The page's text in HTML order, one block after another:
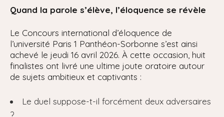
Quand la parole s’élève, l’éloquence se révèle
Le Concours international d’éloquence de
l’université Paris 1 Panthéon-Sorbonne s’est ainsi
achevé le jeudi 16 avril 2026. À cette occasion, huit
finalistes ont livré une ultime joute oratoire autour
de sujets ambitieux et captivants :
Le duel suppose-t-il forcément deux adversaires
?